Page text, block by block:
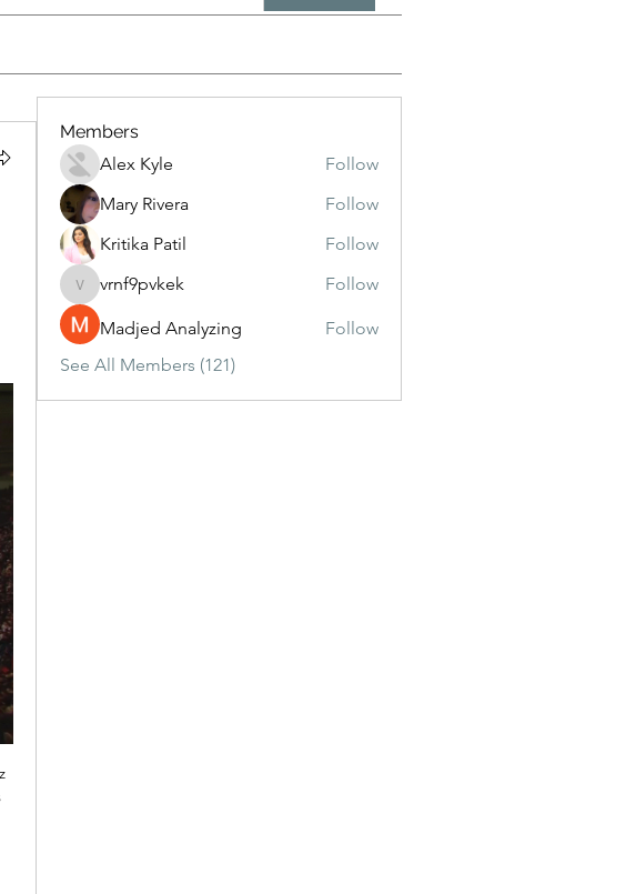
Members
Alex Kyle
Follow
Mary Rivera
Follow
Kritika Patil
Follow
vrnf9pvkek
vrnf9pvkek Follow
Madjed Analyzing
Follow
See All Members (121)